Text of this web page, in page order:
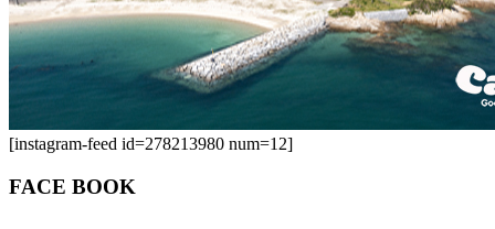
[instagram-feed id=278213980 num=12]
FACE BOOK